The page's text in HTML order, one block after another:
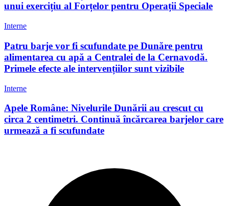
unui exercițiu al Forțelor pentru Operații Speciale
Interne
Patru barje vor fi scufundate pe Dunăre pentru
alimentarea cu apă a Centralei de la Cernavodă.
Primele efecte ale intervențiilor sunt vizibile
Interne
Apele Române: Nivelurile Dunării au crescut cu
circa 2 centimetri. Continuă încărcarea barjelor care
urmează a fi scufundate